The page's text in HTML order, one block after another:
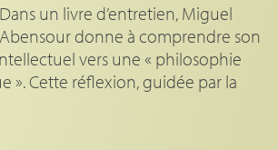
Dans un livre d’entretien, Miguel
Abensour donne à comprendre son
vers une « philosophie
». Cette réflexion, guidée par la